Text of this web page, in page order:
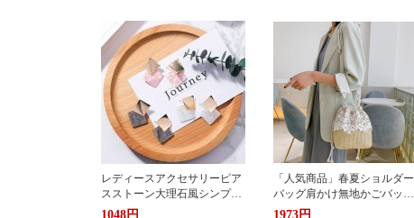
ス ユニセックス 男女兼用
レディースアクセサリーピア
スストーン大理石風シンプル
エレガント3色
1048円
「人気商品」春夏ショルダー
バッグ肩かけ無地かごバッグ
大容量出かけ
1973円